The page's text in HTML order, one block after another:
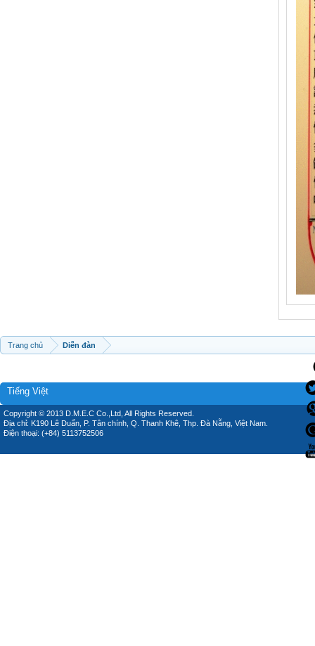
Trang chủ Diễn đàn
Tiếng Việt
Copyright © 2013 D.M.E.C Co.,Ltd, All Rights Reserved.
Địa chỉ: K190 Lê Duẩn, P. Tân chính, Q. Thanh Khê, Thp. Đà Nẵng, Việt Nam.
Điện thoại: (+84) 5113752506